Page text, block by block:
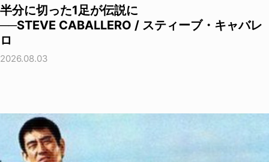
半分に切った1足が伝説に
──STEVE CABALLERO / スティーブ・キャバレ
ロ
2026.08.03